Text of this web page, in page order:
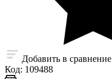
Добавить в сравнение
Код: 109488